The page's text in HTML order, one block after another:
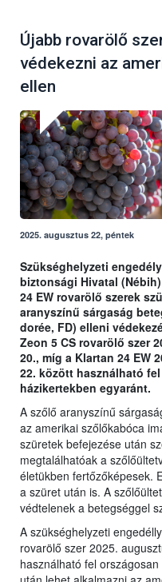
Újabb rovarölő
védekezni az
ellen
2025. augusztus 22, péntek
Szükséghelyzeti
biztonsági Hivatal
24 EW rovarölő szerek
aranyszínű sárgaság
dorée, FD) elleni
Zeon 5 CS rovarölő szer
20., míg a Klartan 24 EW
22. között használható
házikertekben egyaránt.
A szőlő aranyszínű
az amerikai szőlőkabóca
szüretek befejezése után
megtalálhatóak a
életükben fertőzőképesek.
a szüret után is. A
védtelenek a betegséggel
A szükséghelyzeti
rovarölő szer 2025.
használható fel